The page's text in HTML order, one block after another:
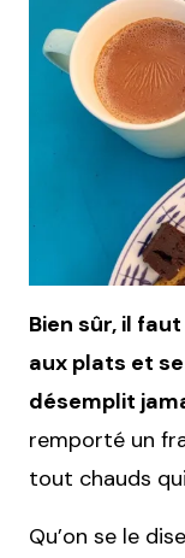
Bien sûr, il
aux plats et
désemplit
remporté un
tout chauds
Qu’on se le